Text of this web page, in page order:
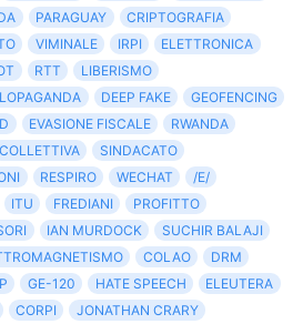
PARAGUAY
CRIPTOGRAFIA
VIMINALE IRPI
ELETTRONICA
RTT
LIBERISMO
DEEP FAKE
GEOFENCING
EVASIONE FISCALE
RWANDA
COLLETTIVA
SINDACATO
RESPIRO WECHAT
/E/
ITU FREDIANI
PROFITTO
IAN MURDOCK
SUCHIR BALAJI
COLAO
DRM
GE-120 HATE SPEECH
ELEUTERA
CORPI
JONATHAN CRARY